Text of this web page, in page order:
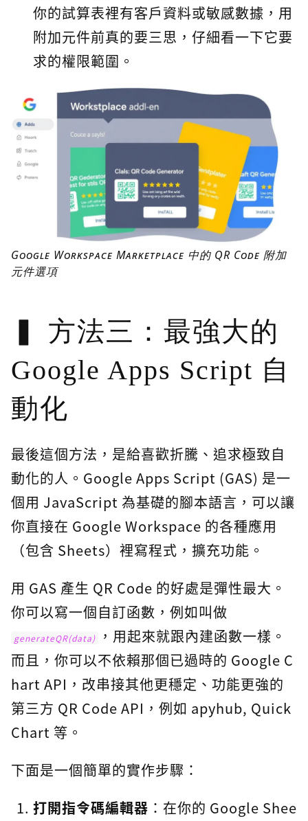
你的試算表裡有客戶資料或敏感數據，用
附加元件前真的要三思，仔細看一下它要
求的權限範圍。
Google Workspace Marketplace 中的 QR Code 附加
元件選項
方法三：最強大的
Google Apps Script 自
動化
最後這個方法，是給喜歡折騰、追求極致自
動化的人。Google Apps Script (GAS) 是一
個用 JavaScript 為基礎的腳本語言，可以讓
你直接在 Google Workspace 的各種應用
（包含 Sheets）裡寫程式，擴充功能。
用 GAS 產生 QR Code 的好處是彈性最大。
你可以寫一個自訂函數，例如叫做
generateQR(data)
，用起來就跟內建函數一樣。
而且，你可以不依賴那個已過時的 Google C
hart API，改串接其他更穩定、功能更強的
第三方 QR Code API，例如 apyhub, Quick
Chart 等。
下面是一個簡單的實作步驟：
打開指令碼編輯器 ：在你的 Google Shee